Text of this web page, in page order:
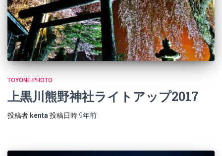
TOYONE PHOTO
上黒川熊野神社ライトアップ2017
投稿者: kenta投稿日時:9年前